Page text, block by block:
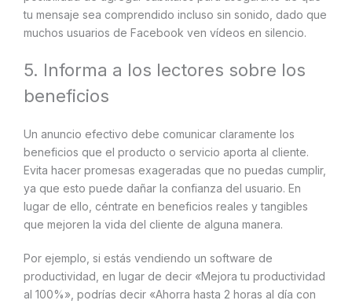
tu mensaje sea comprendido incluso sin sonido, dado que
muchos usuarios de Facebook ven vídeos en silencio.
5. Informa a los lectores sobre los
beneficios
Un anuncio efectivo debe comunicar claramente los
beneficios que el producto o servicio aporta al cliente.
Evita hacer promesas exageradas que no puedas cumplir,
ya que esto puede dañar la confianza del usuario. En
lugar de ello, céntrate en beneficios reales y tangibles
que mejoren la vida del cliente de alguna manera.
Por ejemplo, si estás vendiendo un software de
productividad, en lugar de decir «Mejora tu productividad
al 100%», podrías decir «Ahorra hasta 2 horas al día con